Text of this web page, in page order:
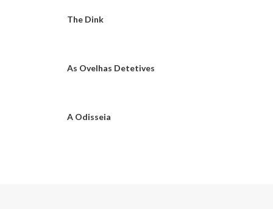
The Dink
As Ovelhas Detetives
A Odisseia